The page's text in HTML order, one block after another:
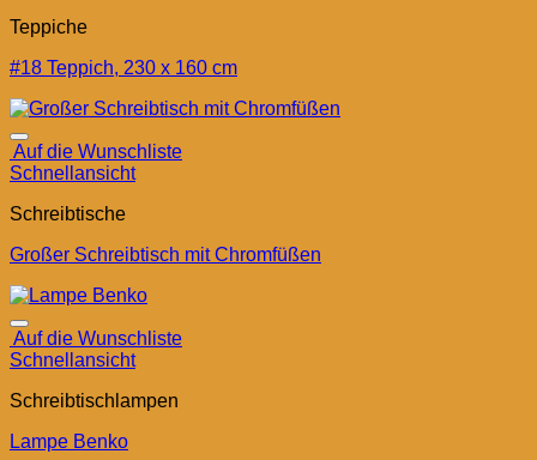
Teppiche
#18 Teppich, 230 x 160 cm
Auf die Wunschliste
Schnellansicht
Schreibtische
Großer Schreibtisch mit Chromfüßen
Auf die Wunschliste
Schnellansicht
Schreibtischlampen
Lampe Benko